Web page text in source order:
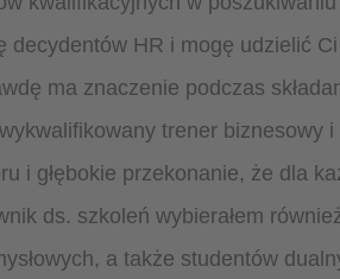
decydentów HR i mogę udzielić
ma znaczenie podczas
trener biznesowy
i głębokie przekonanie, że dla
ds. szkoleń wybierałem
a także studentów